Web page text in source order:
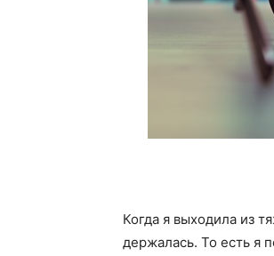
Когда я выходила из
держалась. То есть я